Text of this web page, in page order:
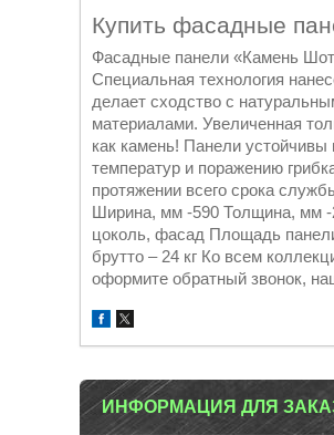
Купить фасадные
Фасадные панели «Камень
Специальная технология
делает сходство с
материалами. Увеличенная
как камень! Панели
температур и поражению
протяжении всего срока
Ширина, мм -590 Толщина, мм -
цоколь, фасад Площадь
брутто – 24 кг Ко всем
оформите обратный звонок,
ИНФОРМАЦИЯ ДЛЯ